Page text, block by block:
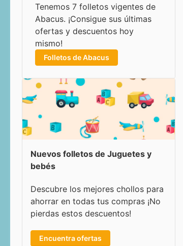
Tenemos 7 folletos vigentes de
Abacus. ¡Consigue sus últimas
ofertas y descuentos hoy
mismo!
Folletos de Abacus
Nuevos folletos de Juguetes y
bebés
Descubre los mejores chollos para
ahorrar en todas tus compras ¡No
pierdas estos descuentos!
Encuentra ofertas